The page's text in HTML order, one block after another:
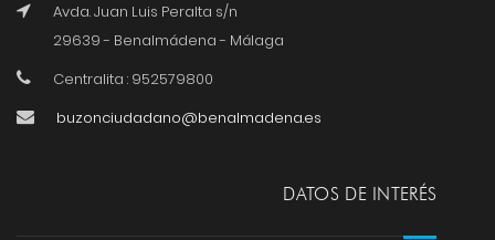
Avda. Juan Luis Peralta s/n
29639 - Benalmádena - Málaga
Centralita : 952579800
buzonciudadano@benalmadena.es
DATOS DE INTERÉS